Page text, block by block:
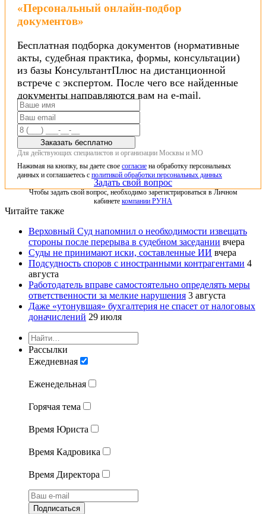
«Персональный онлайн-подбор
документов»
Бесплатная подборка документов (нормативные
акты, судебная практика, формы, консультации)
из базы КонсультантПлюс на дистанционной
встрече с экспертом. После чего все найденные
документы направляются вам на e-mail.
Заказать бесплатно
Для действующих специалистов и организации Москвы и МО
Нажимая на кнопку, вы даете свое согласие на обработку персональных
данных и соглашаетесь с политикой обработки персональных данных
Задать свой вопрос
Чтобы задать свой вопрос, необходимо зарегистрироваться в Личном
кабинете компании РУНА
Читайте также
Верховный Суд напомнил о необходимости извещать
стороны после перерыва в судебном заседании вчера
Суды не принимают иски, составленные ИИ вчера
Подсудность споров с иностранными контрагентами 4
августа
Работодатель вправе самостоятельно определять меры
ответственности за мелкие нарушения 3 августа
Даже «утонувшая» бухгалтерия не спасет от налоговых
доначислений 29 июля
Рассылки
Ежедневная
Еженедельная
Горячая тема
Время Юриста
Время Кадровика
Время Директора
Подписаться